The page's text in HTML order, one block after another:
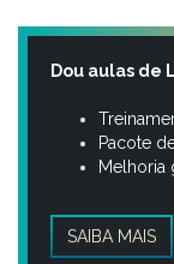
Dou aulas de
Pacote
Melhoria
SAIBA MAIS